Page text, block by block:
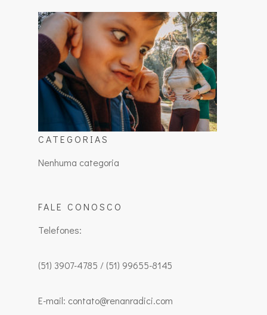
CATEGORIAS
Nenhuma categoria
FALE CONOSCO
Telefones:
(51) 3907-4785 / (51) 99655-8145
E-mail: contato@renanradici.com